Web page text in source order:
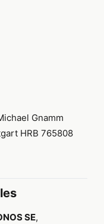
Gnamm
HRB 765808
SE,